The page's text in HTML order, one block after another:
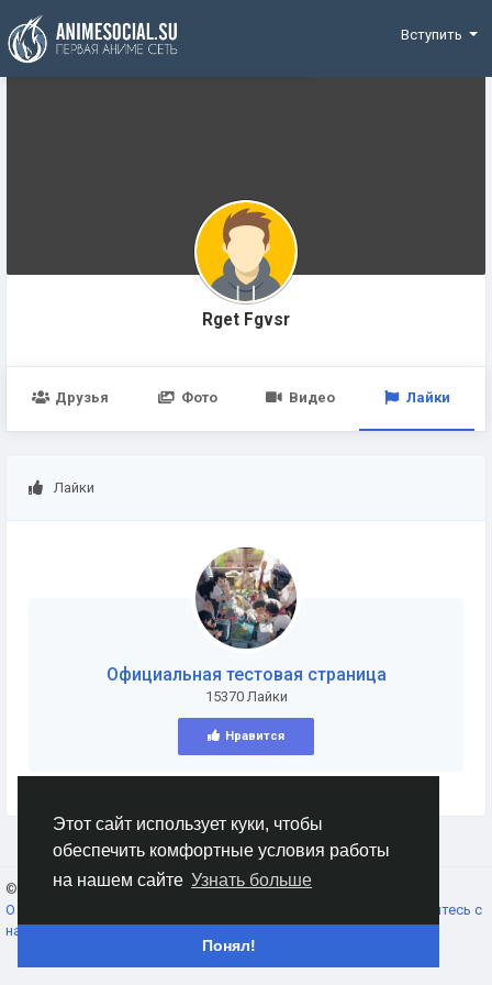
Этот сайт использует куки, чтобы
обеспечить комфортные условия работы
на нашем сайте Узнать больше
Понял!
Funding
Вступить
Rget Fgvsr
Друзья Фото Видео Лайки
Лайки
Официальная тестовая страница
15370 Лайки
Нравится
© 2026 AnimeSocial.SU - Первая аниме сеть!
О нас
Свяжитесь с
нами